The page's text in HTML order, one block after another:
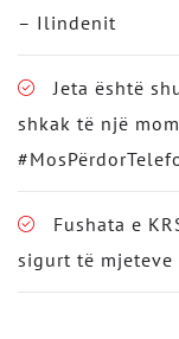
– Ilindenit
Jeta është
shkak të një
Fushata e
sigurt të